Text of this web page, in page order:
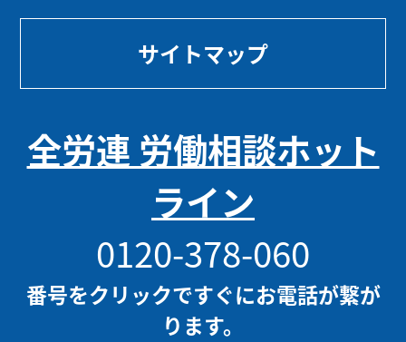
サイトマップ
全労連 労働相談ホット
ライン
0120-378-060
番号をクリックですぐにお電話が繋が
ります。